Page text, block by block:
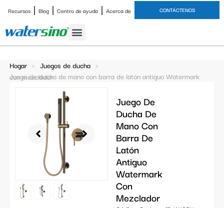
Recursos Blog Centro de ayuda Acerca de CONTÁCTENOS
Hogar > Juegos de ducha >
Juego de ducha de mano con barra de latón antiguo Watermark con mezclador
Juego De
Ducha De
Mano Con
Barra De
Latón
Antiguo
Watermark
Con
Mezclador